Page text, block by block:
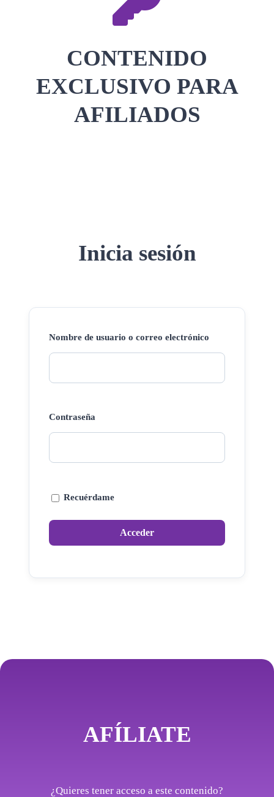
CONTENIDO
EXCLUSIVO PARA
AFILIADOS
Inicia sesión
Nombre de usuario o correo electrónico
Contraseña
Recuérdame
AFÍLIATE
¿Quieres tener acceso a este contenido?